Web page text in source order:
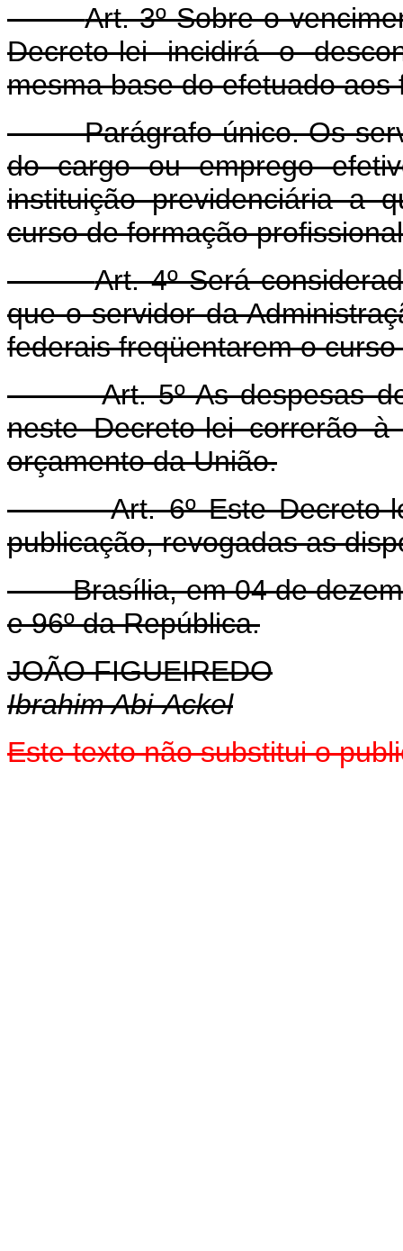
Art. 3º Sobre o
Decreto-lei incidirá o
mesma base do efetuado
Parágrafo único. Os
do cargo ou emprego
instituição previdenciária a
curso de formação
Art. 4º Será
que o servidor da
federais freqüentarem o
Art. 5º As despesas
neste Decreto-lei correrão
orçamento da União.
Art. 6º Este
publicação, revogadas as
Brasília, em 04 de
e 96º da República.
JOÃO FIGUEIREDO
Ibrahim Abi-Ackel
Este texto não substitui o